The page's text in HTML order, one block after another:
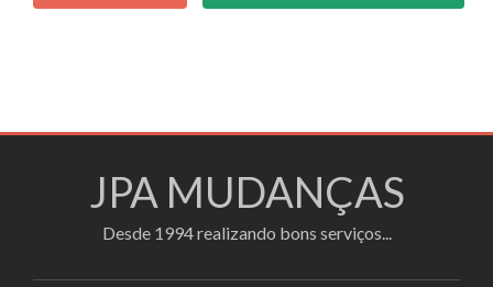
JPA MUDANÇAS
Desde 1994 realizando bons serviços...